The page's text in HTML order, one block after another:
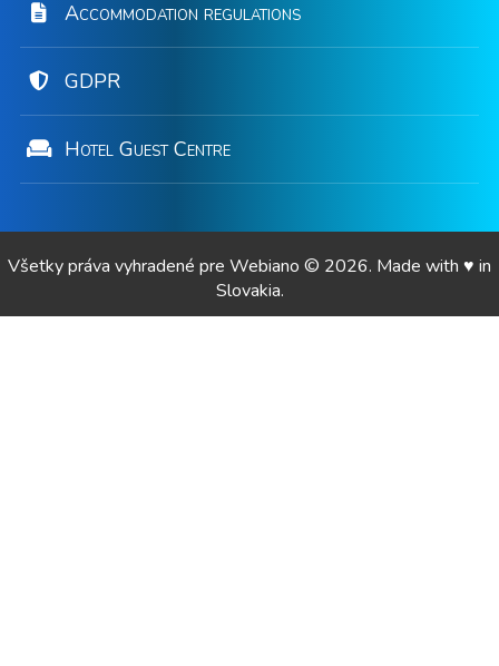
Accommodation regulations
GDPR
Hotel Guest Centre
Všetky práva vyhradené pre Webiano © 2026. Made with ♥ in
Slovakia.